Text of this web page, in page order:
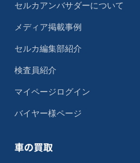
セルカアンバサダーについて
メディア掲載事例
セルカ編集部紹介
検査員紹介
マイページログイン
バイヤー様ページ
車の買取